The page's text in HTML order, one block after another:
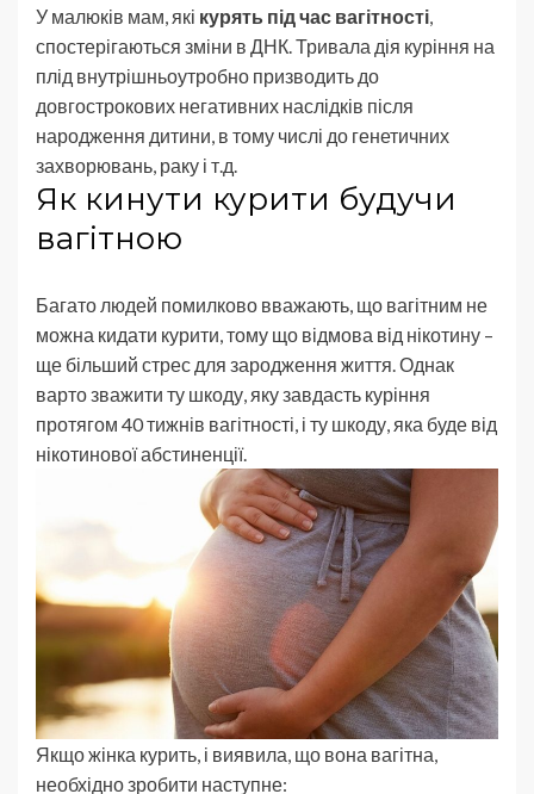
У малюків мам, які курять під час вагітності,
спостерігаються зміни в ДНК. Тривала дія куріння на
плід внутрішньоутробно призводить до
довгострокових негативних наслідків після
народження дитини, в тому числі до генетичних
захворювань, раку і т.д.
Як кинути курити будучи
вагітною
Багато людей помилково вважають, що вагітним не
можна кидати курити, тому що відмова від нікотину –
ще більший стрес для зародження життя. Однак
варто зважити ту шкоду, яку завдасть куріння
протягом 40 тижнів вагітності, і ту шкоду, яка буде від
нікотинової абстиненції.
Якщо жінка курить, і виявила, що вона вагітна,
необхідно зробити наступне: